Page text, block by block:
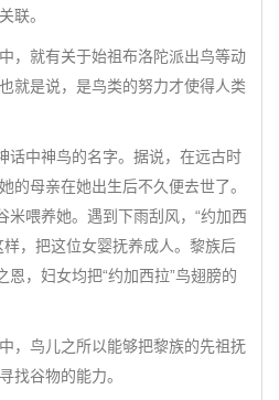
联。
就有关于始祖布洛陀派出鸟等动
就是说，是鸟类的努力才使得人类
中神鸟的名字。据说，在远古时
的母亲在她出生后不久便去世了。
米喂养她。遇到下雨刮风，“约加西
，把这位女婴抚养成人。黎族后
恩，妇女均把“约加西拉”鸟翅膀的
鸟儿之所以能够把黎族的先祖抚
找谷物的能力。